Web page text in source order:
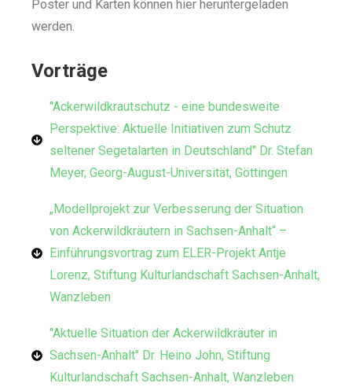
Poster und Karten können hier heruntergeladen
werden.
Vorträge
"Ackerwildkrautschutz - eine bundesweite
Perspektive: Aktuelle Initiativen zum Schutz
seltener Segetalarten in Deutschland" Dr. Stefan
Meyer, Georg-August-Universität, Göttingen
„Modellprojekt zur Verbesserung der Situation
von Ackerwildkräutern in Sachsen-Anhalt“ –
Einführungsvortrag zum ELER-Projekt Antje
Lorenz, Stiftung Kulturlandschaft Sachsen-Anhalt,
Wanzleben
"Aktuelle Situation der Ackerwildkräuter in
Sachsen-Anhalt" Dr. Heino John, Stiftung
Kulturlandschaft Sachsen-Anhalt, Wanzleben